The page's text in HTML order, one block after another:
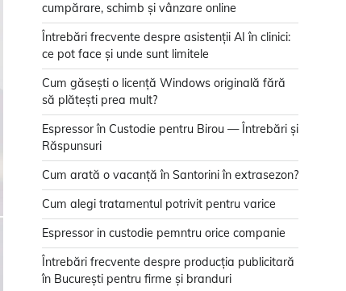
cumpărare, schimb și vânzare online
Întrebări frecvente despre asistenții AI în clinici:
ce pot face și unde sunt limitele
Cum găsești o licență Windows originală fără
să plătești prea mult?
Espressor în Custodie pentru Birou — Întrebări și
Răspunsuri
Cum arată o vacanță în Santorini în extrasezon?
Cum alegi tratamentul potrivit pentru varice
Espressor in custodie pemntru orice companie
Întrebări frecvente despre producția publicitară
în București pentru firme și branduri